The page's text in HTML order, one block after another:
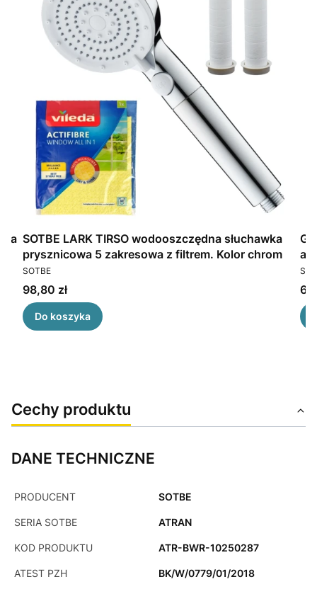
na SOTBE LARK TIRSO wodooszczędna słuchawka
prysznicowa 5 zakresowa z filtrem. Kolor chrom
PRODUCENT
SOTBE
Cena
98,80 zł
Do koszyka
Cechy produktu
DANE TECHNICZNE
PRODUCENT SOTBE
SERIA SOTBE ATRAN
KOD PRODUKTU ATR-BWR-10250287
ATEST PZH BK/W/0779/01/2018